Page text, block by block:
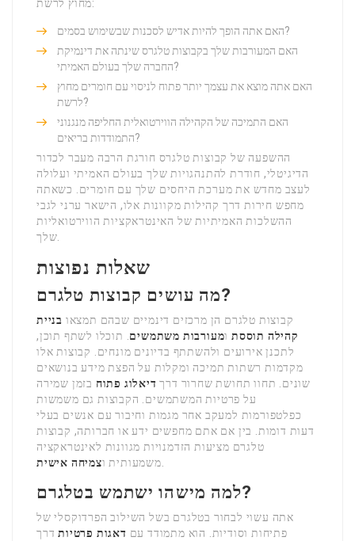
מחוץ לרשת:
האם אתה הופך להיות אדיש לסכנות שבשימוש בסמים?
האם המעורבות שלך בקבוצות טלגרס שינתה את דינמיקת
החברה שלך בעולם האמיתי?
האם אתה מוצא את עצמך יותר פתוח לניסוי עם חומרים מחוץ
לרשת?
האם התמיכה של הקהילה הווירטואלית החליפה מנגנוני
התמודדות בריאים?
ההשפעה של קבוצות טלגרס חורגת הרבה מעבר לכדור
הדיגיטלי, חודרת להתנהגויות שלך בעולם האמיתי ועלולה
לעצב מחדש את מערכת היחסים שלך עם חומרים. כשאתה
מחפש חירות דרך קהילות מקוונות אלו, הישאר ערני לגבי
ההשלכות האמיתיות של האינטראקציות הווירטואליות
שאלות נפוצות
מה עושים קבוצות טלגרם?
קבוצות טלגרם הן מרכזים דינמיים שבהם תמצאו בניית
קהילה תוססתומעורבות משתמשים . תוכלו לשתף תוכן,
לתכנן אירועים ולהשתתף בדיונים מונחים. קבוצות אלו
מקדמות רשתות תמיכה ומקלות על הפצת מידע בנושאים
שונים. תחוו תחושת שחרור דרך דיאלוג פתוח בזמן שמירה
על פרטיות המשתמשים. הקבוצות גם משמשות
כפלטפורמות למעקב אחר מגמות וחיבור עם אנשים בעלי
דעות דומות. בין אם אתם מחפשים ידע או חברותה, קבוצות
טלגרם מציעות הזדמנויות מגוונות לאינטראקציה
משמעותית וצמיחה אישית
למה מישהו ישתמש בטלגרם?
אתה עשוי לבחור בטלגרם בשל השילוב הפרדוקסלי של
פתיחות וסודיות. הוא מתמודד עם דאגות פרטיותדרך